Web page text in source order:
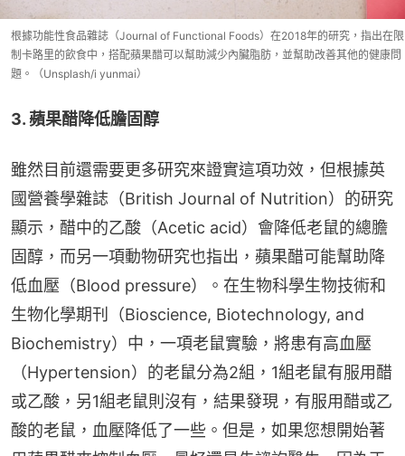
根據功能性食品雜誌（Journal of Functional Foods）在2018年的研究，指出在限
制卡路里的飲食中，搭配蘋果醋可以幫助減少內臟脂肪，並幫助改善其他的健康問
題。（Unsplash/i yunmai）
3. 蘋果醋降低膽固醇
雖然目前還需要更多研究來證實這項功效，但根據英
國營養學雜誌（British Journal of Nutrition）的研究
顯示，醋中的乙酸（Acetic acid）會降低老鼠的總膽
固醇，而另一項動物研究也指出，蘋果醋可能幫助降
低血壓（Blood pressure）。在生物科學生物技術和
生物化學期刊（Bioscience, Biotechnology, and
Biochemistry）中，一項老鼠實驗，將患有高血壓
（Hypertension）的老鼠分為2組，1組老鼠有服用醋
或乙酸，另1組老鼠則沒有，結果發現，有服用醋或乙
酸的老鼠，血壓降低了一些。但是，如果您想開始著